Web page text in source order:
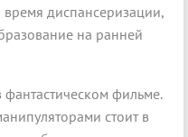
диспансеризации,
на ранней
фильме.
стоит в